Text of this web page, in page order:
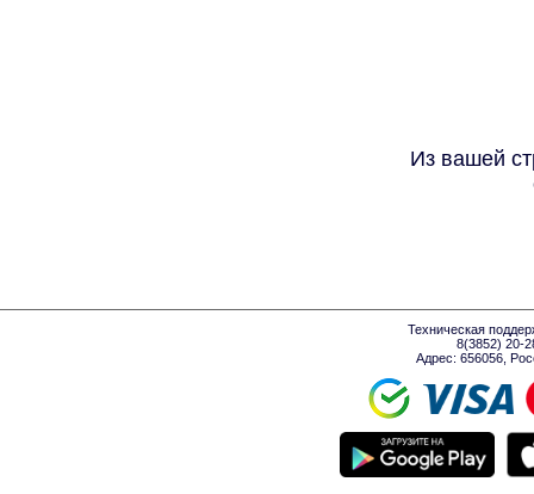
Из вашей
Техническая
8(3852) 20-
Адрес: 656056,